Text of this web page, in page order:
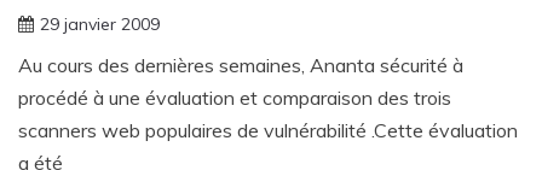
29 janvier 2009
Au cours des dernières semaines, Ananta sécurité à
procédé à une évaluation et comparaison des trois
scanners web populaires de vulnérabilité .Cette évaluation
a été